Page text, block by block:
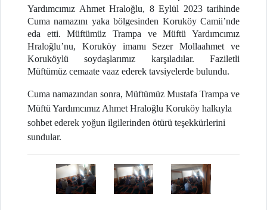
Yardımcımız Ahmet Hraloğlu, 8 Eylül 2023 tarihinde
Cuma namazını yaka bölgesinden Koruköy Camii’nde
eda etti. Müftümüz Trampa ve Müftü Yardımcımız
Hraloğlu’nu, Koruköy imamı Sezer Mollaahmet ve
Koruköylü soydaşlarımız karşıladılar. Faziletli
Müftümüz cemaate vaaz ederek tavsiyelerde bulundu.
Cuma namazından sonra, Müftümüz Mustafa Trampa ve
Müftü Yardımcımız Ahmet Hraloğlu Koruköy halkıyla
sohbet ederek yoğun ilgilerinden ötürü teşekkürlerini
sundular.